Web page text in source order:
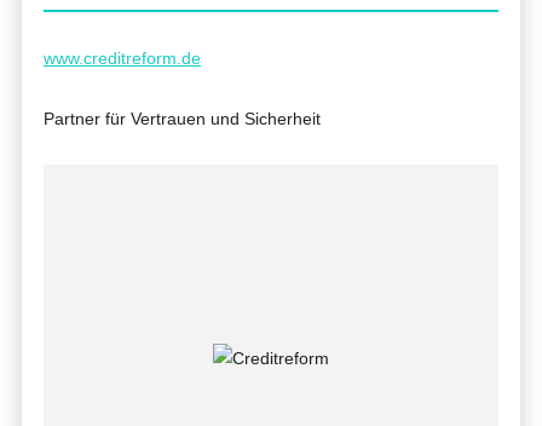
www.creditreform.de
Partner für Vertrauen und Sicherheit